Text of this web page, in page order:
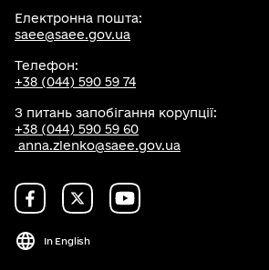
Електронна пошта:
saee@saee.gov.ua
Телефон:
+38 (044) 590 59 74
З питань запобігання корупції:
+38 (044) 590 59 60
anna.zlenko@saee.gov.ua
In English